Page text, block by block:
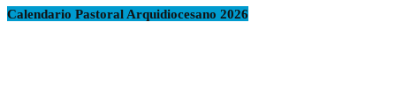
Calendario Pastoral Arquidiocesano 2026